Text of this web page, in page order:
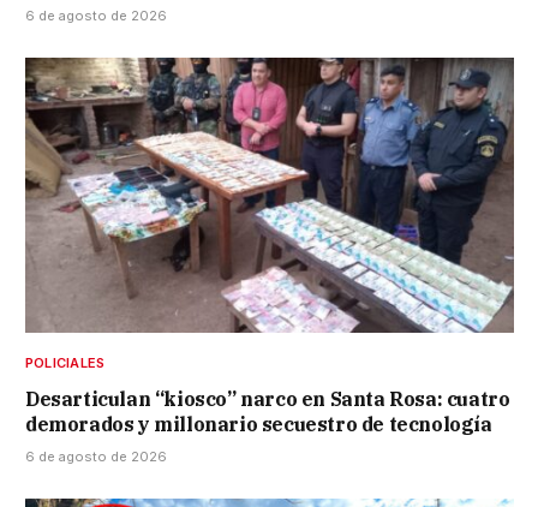
6 de agosto de 2026
POLICIALES
Desarticulan “kiosco” narco en Santa Rosa: cuatro
demorados y millonario secuestro de tecnología
6 de agosto de 2026